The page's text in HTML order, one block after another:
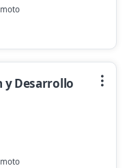
y Desarrollo